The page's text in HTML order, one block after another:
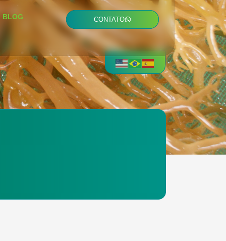
BLOG CONTATO